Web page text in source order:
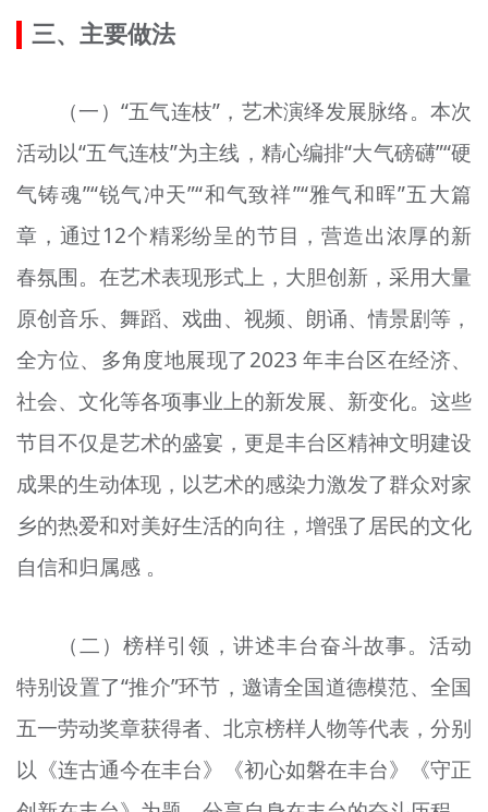
三、主要做法
（一）“五气连枝”，艺术演绎发展脉络。本次
活动以“五气连枝”为主线，精心编排“大气磅礴”“硬
气铸魂”“锐气冲天”“和气致祥”“雅气和晖”五大篇
章，通过12个精彩纷呈的节目，营造出浓厚的新
春氛围。在艺术表现形式上，大胆创新，采用大量
原创音乐、舞蹈、戏曲、视频、朗诵、情景剧等，
全方位、多角度地展现了2023 年丰台区在经济、
社会、文化等各项事业上的新发展、新变化。这些
节目不仅是艺术的盛宴，更是丰台区精神文明建设
成果的生动体现，以艺术的感染力激发了群众对家
乡的热爱和对美好生活的向往，增强了居民的文化
自信和归属感 。
（二）榜样引领，讲述丰台奋斗故事。活动
特别设置了“推介”环节，邀请全国道德模范、全国
五一劳动奖章获得者、北京榜样人物等代表，分别
以《连古通今在丰台》《初心如磐在丰台》《守正